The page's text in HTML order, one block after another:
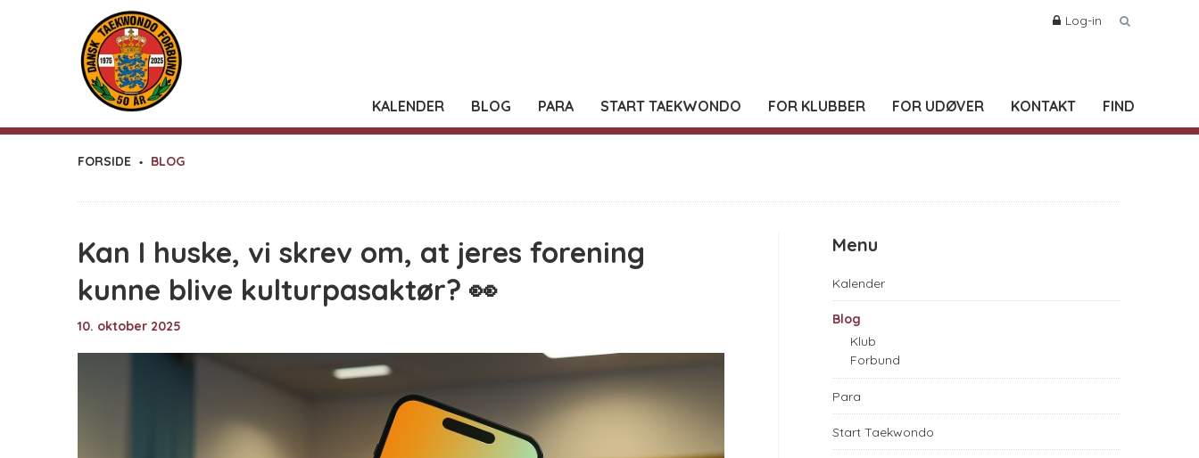
Log-in
KALENDER BLOG PARA START TAEKWONDO FOR KLUBBER FOR UDØVER KONTAKT FIND
FORSIDE BLOG
Kan I huske, vi skrev om, at jeres forening
kunne blive kulturpasaktør? 👀
10. oktober 2025
Menu
Kalender
Blog
Klub
Forbund
Para
Start Taekwondo